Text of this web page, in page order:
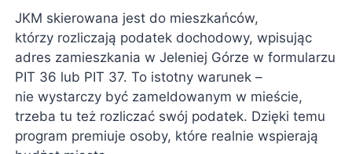
JKM skierowana jest do mieszkańców,
którzy rozliczają podatek dochodowy, wpisując
adres zamieszkania w Jeleniej Górze w formularzu
PIT 36 lub PIT 37. To istotny warunek –
nie wystarczy być zameldowanym w mieście,
trzeba tu też rozliczać swój podatek. Dzięki temu
program premiuje osoby, które realnie wspierają